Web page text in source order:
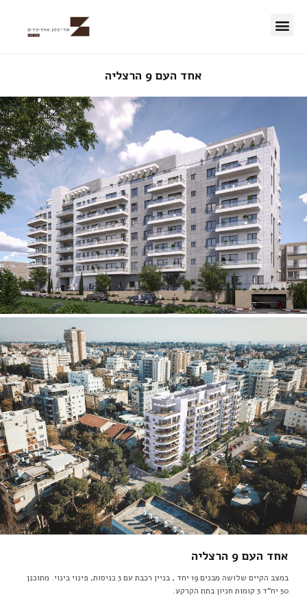
אחד העם 9 הרצליה
אחד העם 9 הרצליה
במצב הקיים שלושה מבנים 19 יחד , בניין רכבת עם 3 כניסות, פינוי בינוי. מתוכנן
50 יח"ד 3 קומות חניון בתת הקרקע.